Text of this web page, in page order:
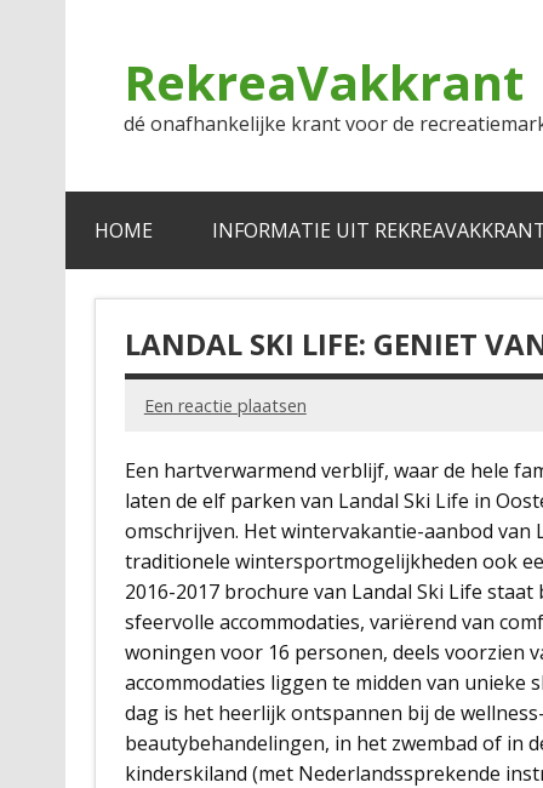
RekreaVakkrant
dé onafhankelijke krant voor de
HOME INFORMATIE UIT
LANDAL SKI LIFE: GENIET
Een reactie plaatsen
Een hartverwarmend verblijf, waar de hele
laten de elf parken van Landal Ski Life in
omschrijven. Het wintervakantie-aanbod van
traditionele wintersportmogelijkheden ook
2016-2017 brochure van Landal Ski Life
sfeervolle accommodaties, variërend van
woningen voor 16 personen, deels voorzien
accommodaties liggen te midden van unieke
dag is het heerlijk ontspannen bij de
beautybehandelingen, in het zwembad of in
kinderskiland (met Nederlandssprekende